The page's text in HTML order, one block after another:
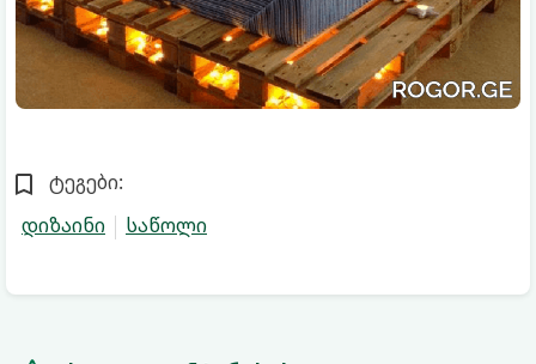
ტეგები:
დიზაინი
საწოლი